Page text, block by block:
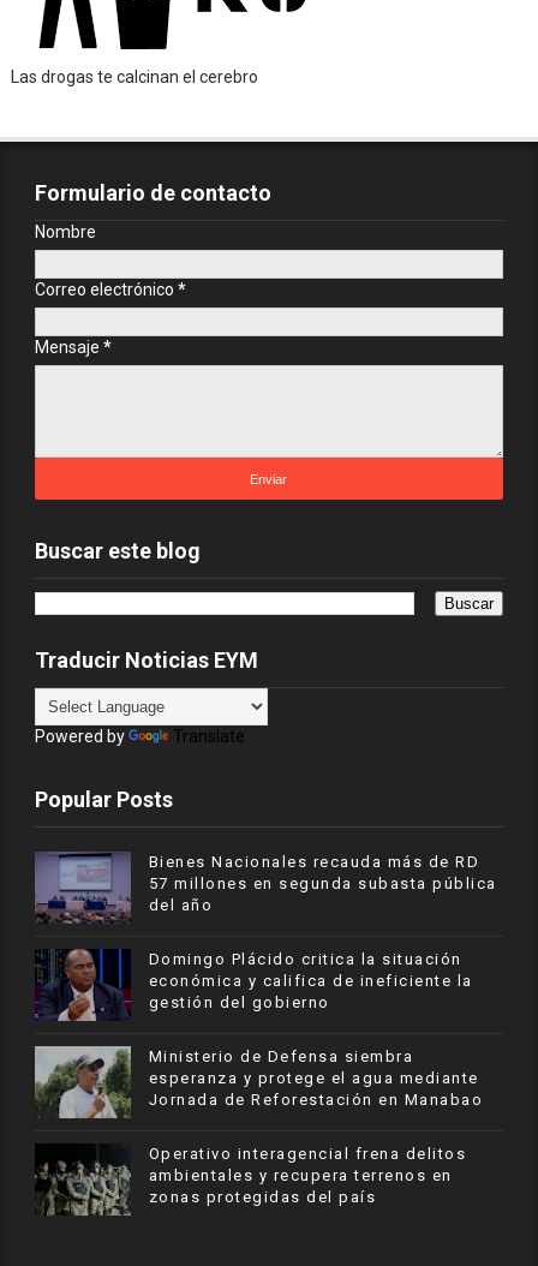
Las drogas te calcinan el cerebro
Formulario de contacto
Nombre
Correo electrónico *
Mensaje *
Buscar este blog
Traducir Noticias EYM
Powered by Translate
Popular Posts
Bienes Nacionales recauda más de RD
57 millones en segunda subasta pública
del año
​Domingo Plácido critica la situación
económica y califica de ineficiente la
gestión del gobierno
Ministerio de Defensa siembra
esperanza y protege el agua mediante
Jornada de Reforestación en Manabao
Operativo interagencial frena delitos
ambientales y recupera terrenos en
zonas protegidas del país